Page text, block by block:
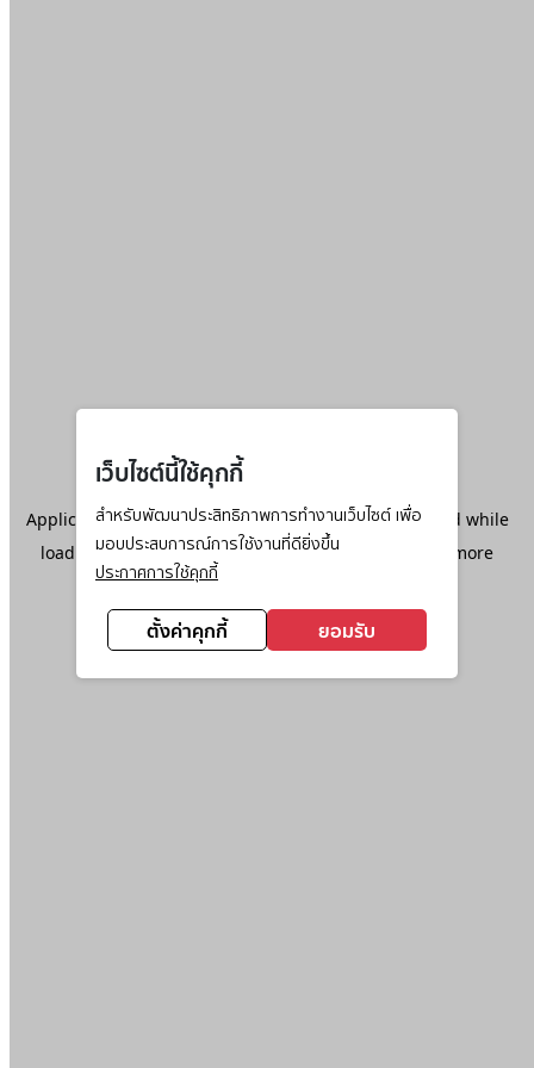
เว็บไซต์นี้ใช้คุกกี้
สำหรับพัฒนาประสิทธิภาพการทำงานเว็บไซต์ เพื่อ
มอบประสบการณ์การใช้งานที่ดียิ่งขึ้น
ประกาศการใช้คุกกี้
ตั้งค่าคุกกี้ ยอมรับ
Application error: aclient-side exception has occurred while
loadingwww.ktc.co.th(see the browser console
for more
information).